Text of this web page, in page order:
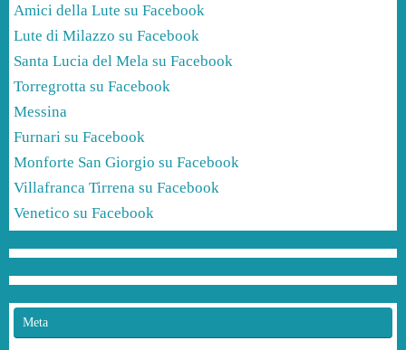
Amici della Lute su Facebook
Lute di Milazzo su Facebook
Santa Lucia del Mela su Facebook
Torregrotta su Facebook
Messina
Furnari su Facebook
Monforte San Giorgio su Facebook
Villafranca Tirrena su Facebook
Venetico su Facebook
Meta